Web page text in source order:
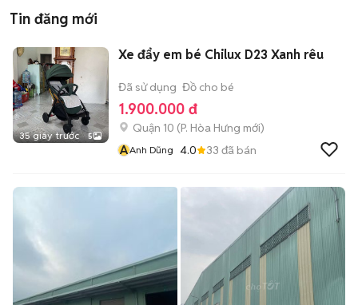
Tin đăng mới
35 giây trước 5
Xe đẩy em bé Chilux D23 Xanh rêu
Đã sử dụng Đồ cho bé
1.900.000 đ
Quận 10 (P. Hòa Hưng mới)
AAnh Dũng 4.0 33 đã bán